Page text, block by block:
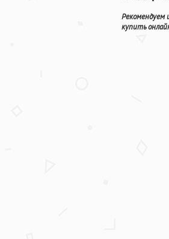
Рекомендуем
купить